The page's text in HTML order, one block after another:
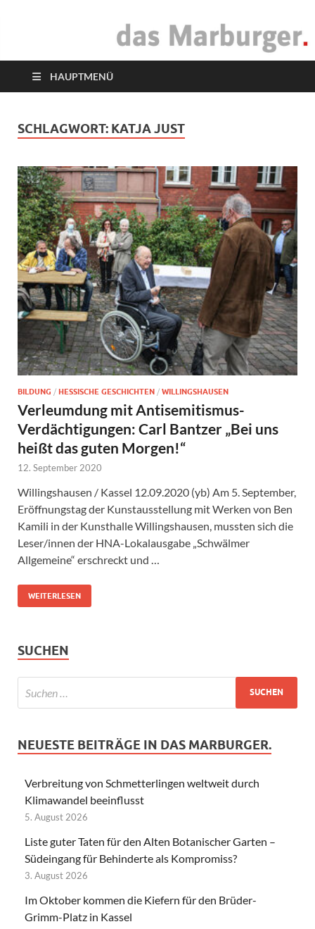
das Marburger.
HAUPTMENÜ
SCHLAGWORT: KATJA JUST
BILDUNG / HESSISCHE GESCHICHTEN / WILLINGSHAUSEN
Verleumdung mit Antisemitismus-
Verdächtigungen: Carl Bantzer „Bei uns
heißt das guten Morgen!“
12. September 2020
Willingshausen / Kassel 12.09.2020 (yb) Am 5. September,
Eröffnungstag der Kunstausstellung mit Werken von Ben
Kamili in der Kunsthalle Willingshausen, mussten sich die
Leser/innen der HNA-Lokalausgabe „Schwälmer
Allgemeine“ erschreckt und …
WEITERLESEN
SUCHEN
NEUESTE BEITRÄGE IN DAS MARBURGER.
Verbreitung von Schmetterlingen weltweit durch
Klimawandel beeinflusst
5. August 2026
Liste guter Taten für den Alten Botanischer Garten –
Südeingang für Behinderte als Kompromiss?
3. August 2026
Im Oktober kommen die Kiefern für den Brüder-
Grimm-Platz in Kassel